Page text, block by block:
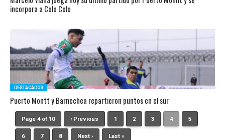
incorpora a Colo Colo
DESTACADOS
Puerto Montt y Barnechea repartieron puntos en el sur
Page 4 of 10 ‹ Previous 1 2 3 4 5
6 7 8 Next › Last »